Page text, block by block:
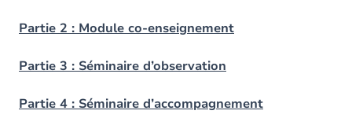
Partie 2 : Module co-enseignement
Partie 3 : Séminaire d’observation
Partie 4 : Séminaire d’accompagnement